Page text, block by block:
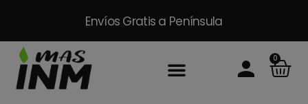
Envíos Gratis a Península
0